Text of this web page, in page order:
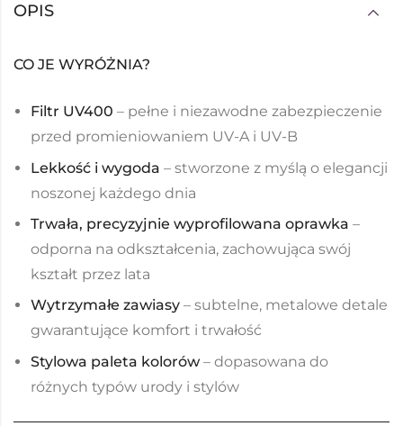
OPIS
CO JE WYRÓŻNIA?
Filtr UV400 – pełne i niezawodne zabezpieczenie
przed promieniowaniem UV-A i UV-B
Lekkość i wygoda – stworzone z myślą o elegancji
noszonej każdego dnia
Trwała, precyzyjnie wyprofilowana oprawka –
odporna na odkształcenia, zachowująca swój
kształt przez lata
Wytrzymałe zawiasy – subtelne, metalowe detale
gwarantujące komfort i trwałość
Stylowa paleta kolorów – dopasowana do
różnych typów urody i stylów